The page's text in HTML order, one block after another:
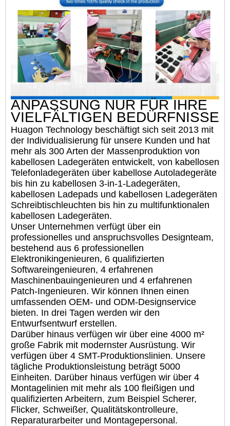
ANPASSUNG NUR FÜR IHRE
VIELFÄLTIGEN BEDÜRFNISSE
Huagon Technology beschäftigt sich seit 2013 mit
der Individualisierung für unsere Kunden und hat
mehr als 300 Arten der Massenproduktion von
kabellosen Ladegeräten entwickelt, von kabellosen
Telefonladegeräten über kabellose Autoladegeräte
bis hin zu kabellosen 3-in-1-Ladegeräten,
kabellosen Ladepads und kabellosen Ladegeräten
Schreibtischleuchten bis hin zu multifunktionalen
kabellosen Ladegeräten.
Unser Unternehmen verfügt über ein
professionelles und anspruchsvolles Designteam,
bestehend aus 6 professionellen
Elektronikingenieuren, 6 qualifizierten
Softwareingenieuren, 4 erfahrenen
Maschinenbauingenieuren und 4 erfahrenen
Patch-Ingenieuren. Wir können Ihnen einen
umfassenden OEM- und ODM-Designservice
bieten. In drei Tagen werden wir den
Entwurfsentwurf erstellen.
Darüber hinaus verfügen wir über eine 4000 m²
große Fabrik mit modernster Ausrüstung. Wir
verfügen über 4 SMT-Produktionslinien. Unsere
tägliche Produktionsleistung beträgt 5000
Einheiten. Darüber hinaus verfügen wir über 4
Montagelinien mit mehr als 100 fleißigen und
qualifizierten Arbeitern, zum Beispiel Scherer,
Flicker, Schweißer, Qualitätskontrolleure,
Reparaturarbeiter und Montagepersonal.